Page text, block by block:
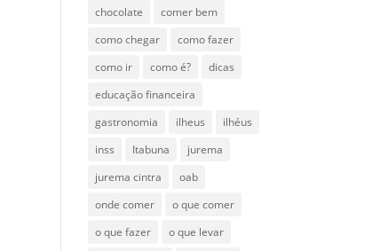
chocolate
comer bem
como chegar
como fazer
como ir
como é?
dicas
educação financeira
gastronomia
ilheus
ilhéus
inss
Itabuna
jurema
jurema cintra
oab
onde comer
o que comer
o que fazer
o que levar